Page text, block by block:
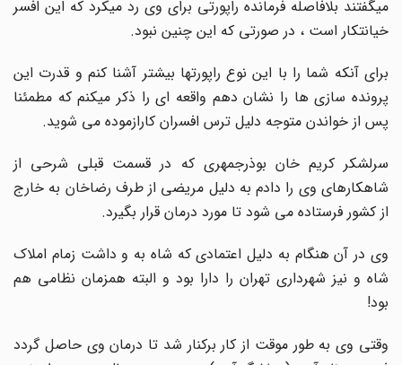
میگفتند بلافاصله فرمانده راپورتی برای وی رد میکرد که این افسر
خیانتکار است ، در صورتی که این چنین نبود.
برای آنکه شما را با این نوع راپورتها بیشتر آشنا کنم و قدرت این
پرونده سازی ها را نشان دهم واقعه ای را ذکر میکنم که مطمئنا
پس از خواندن متوجه دلیل ترس افسران کارازموده می شوید.
سرلشکر کریم خان بوذرجمهری که در قسمت قبلی شرحی از
شاهکارهای وی را دادم به دلیل مریضی از طرف رضاخان به خارج
از کشور فرستاده می شود تا مورد درمان قرار بگیرد.
وی در آن هنگام به دلیل اعتمادی که شاه به و داشت زمام املاک
شاه و نیز شهرداری تهران را دارا بود و البته همزمان نظامی هم
بود!
وقتی وی به طور موقت از کار برکنار شد تا درمان وی حاصل گردد